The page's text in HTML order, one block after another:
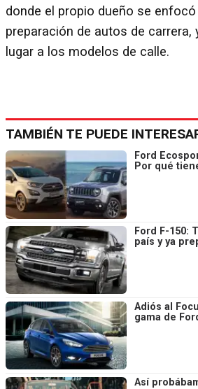
donde el propio dueño se
preparación de autos de carrera,
lugar a los modelos de calle.
TAMBIÉN TE PUEDE
Ford
Por qué
Ford F-150:
país y ya
Adiós al
gama de
Así